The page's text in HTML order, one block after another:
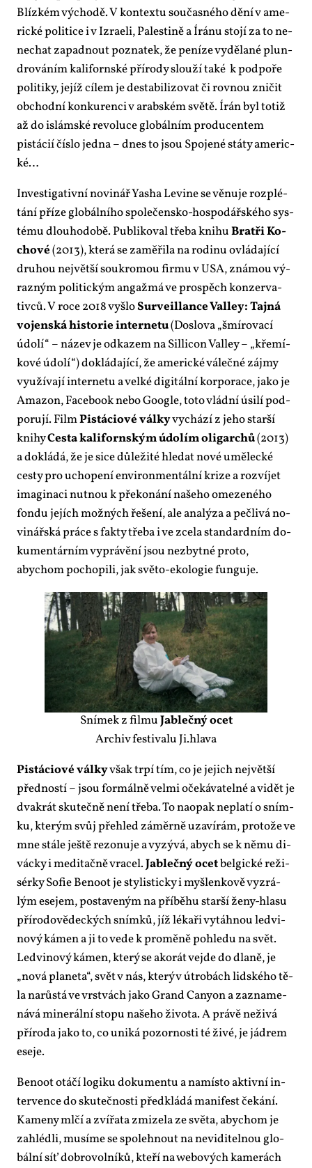
Blíz­kém vý­cho­dě. V kon­tex­tu sou­čas­né­ho dě­ní v ame­
ric­ké po­li­ti­ce i v Iz­ra­e­li, Pa­les­ti­ně a Írá­nu sto­jí za to ne­
ne­chat za­pad­nout po­zna­tek, že pe­ní­ze vy­dě­la­né plun­
dro­vá­ním ka­li­forn­ské pří­ro­dy slou­ží ta­ké k pod­po­ře
po­li­ti­ky, je­jíž cí­lem je desta­bi­li­zo­vat či rov­nou zni­čit
ob­chod­ní kon­ku­ren­ci v arab­ském svě­tě. Írán byl totiž
až do is­lám­ské re­vo­lu­ce glo­bál­ním pro­du­cen­tem
pistá­cií čís­lo jed­na – dnes to jsou Spo­je­né stá­ty ame­ric­
ké…
In­ves­ti­ga­tiv­ní no­vi­nář Ya­sha Le­vi­ne se vě­nu­je roz­plé­
tá­ní pří­ze glo­bál­ní­ho spo­le­čen­sko-hos­po­dář­ské­ho sys­
té­mu dlou­ho­do­bě. Pu­b­li­ko­val tře­ba kni­huBrat­ři Ko­
cho­vé(2013), kte­rá se za­mě­ři­la na ro­di­nu ovlá­da­jí­cí
dru­hou nej­vět­ší sou­kro­mou fir­mu v USA, zná­mou vý­
raz­ným po­li­tic­kým an­gaž­má ve pro­spěch kon­zer­va­
tiv­ců. V ro­ce 2018 vy­šloSur­ve­illan­ce Valley: Taj­ná
vo­jen­ská his­to­rie in­ter­ne­tu(Do­slo­va „šmí­ro­va­cí
údo­lí“ – ná­zev je od­ka­zem na Sil­li­con Valley – „kře­mí­
ko­vé údo­lí“) do­klá­da­jí­cí, že ame­ric­ké vá­leč­né zá­jmy
vy­u­ží­va­jí in­ter­ne­tu a vel­ké di­gi­tál­ní kor­po­ra­ce, ja­ko je
Ama­zon, Fa­ce­book ne­bo Go­o­gle, to­to vlád­ní úsi­lí pod­
po­ru­jí. FilmPistá­ci­o­vé vál­kyvy­chá­zí z je­ho star­ší
kni­hyCes­ta ka­li­forn­ským údo­lím oli­gar­chů(2013)
a do­klá­dá, že je si­ce dů­le­ži­té hle­dat no­vé umě­lec­ké
ces­ty pro ucho­pe­ní en­vi­ron­men­tál­ní kri­ze a roz­ví­jet
ima­gi­na­ci nut­nou k pře­ko­ná­ní na­še­ho ome­ze­né­ho
fon­du je­jích mož­ných ře­še­ní, ale ana­lý­za a peč­li­vá no­
vi­nář­ská prá­ce s fak­ty tře­ba i ve zce­la stan­dard­ním do­
ku­men­tár­ním vy­prá­vě­ní jsou ne­zbyt­né pro­to,
abychom po­cho­pi­li, jak svě­to-eko­lo­gie fun­gu­je.
Sní­mek z fil­muJableč­ný ocet
Ar­chiv fes­ti­va­lu Ji.hlava
Pistá­ci­o­vé vál­kyvšak tr­pí tím, co je je­jich nej­vět­ší
před­nos­tí – jsou for­mál­ně vel­mi oče­ká­va­tel­né a vi­dět je
dva­krát sku­teč­ně ne­ní tře­ba. To na­o­pak ne­pla­tí o sním­
ku, kte­rým svůj pře­hled zá­měr­ně uza­ví­rám, pro­to­že ve
mne stá­le ješ­tě re­zo­nu­je a vy­zý­vá, abych se k ně­mu di­
vác­ky i me­di­tač­ně vra­cel.Jableč­ný ocetbel­gic­ké re­ži­
sér­ky So­fie Be­no­ot je sty­lis­tic­ky i myš­len­ko­vě vy­zrá­
lým ese­jem, po­sta­ve­ným na pří­bě­hu star­ší že­ny-hla­su
pří­ro­do­vě­dec­kých sním­ků, jíž lé­ka­ři vy­táh­nou led­vi­
no­vý ká­men a ji to ve­de k pro­mě­ně po­hle­du na svět.
Led­vi­no­vý ká­men, kte­rý se ako­rát ve­jde do dla­ně, je
„no­vá pla­ne­ta“, svět v nás, kte­rý v útro­bách lid­ské­ho tě­
la na­růs­tá ve vrst­vách ja­ko Grand Ca­ny­on a za­zna­me­
ná­vá mi­ne­rál­ní sto­pu na­še­ho ži­vo­ta. A prá­vě ne­ži­vá
pří­ro­da ja­ko to, co uni­ká po­zor­nos­ti té ži­vé, je já­drem
ese­je.
Be­no­ot otá­čí lo­gi­ku do­ku­men­tu a na­mís­to ak­tiv­ní in­
ter­ven­ce do sku­teč­nos­ti před­klá­dá ma­ni­fest če­ká­ní.
Ka­me­ny ml­čí a zví­řa­ta zmi­ze­la ze svě­ta, abychom je
za­hléd­li, mu­sí­me se spo­leh­nout na ne­vi­di­tel­nou glo­
bál­ní síť dob­ro­vol­ní­ků, kte­ří na webo­vých ka­me­rách